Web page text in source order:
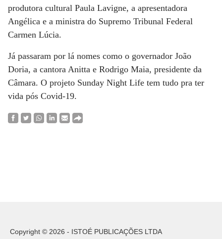
produtora cultural Paula Lavigne, a apresentadora
Angélica e a ministra do Supremo Tribunal Federal
Carmen Lúcia.
Já passaram por lá nomes como o governador João
Doria, a cantora Anitta e Rodrigo Maia, presidente da
Câmara. O projeto Sunday Night Life tem tudo pra ter
vida pós Covid-19.
Copyright © 2026 - ISTOÉ PUBLICAÇÕES LTDA